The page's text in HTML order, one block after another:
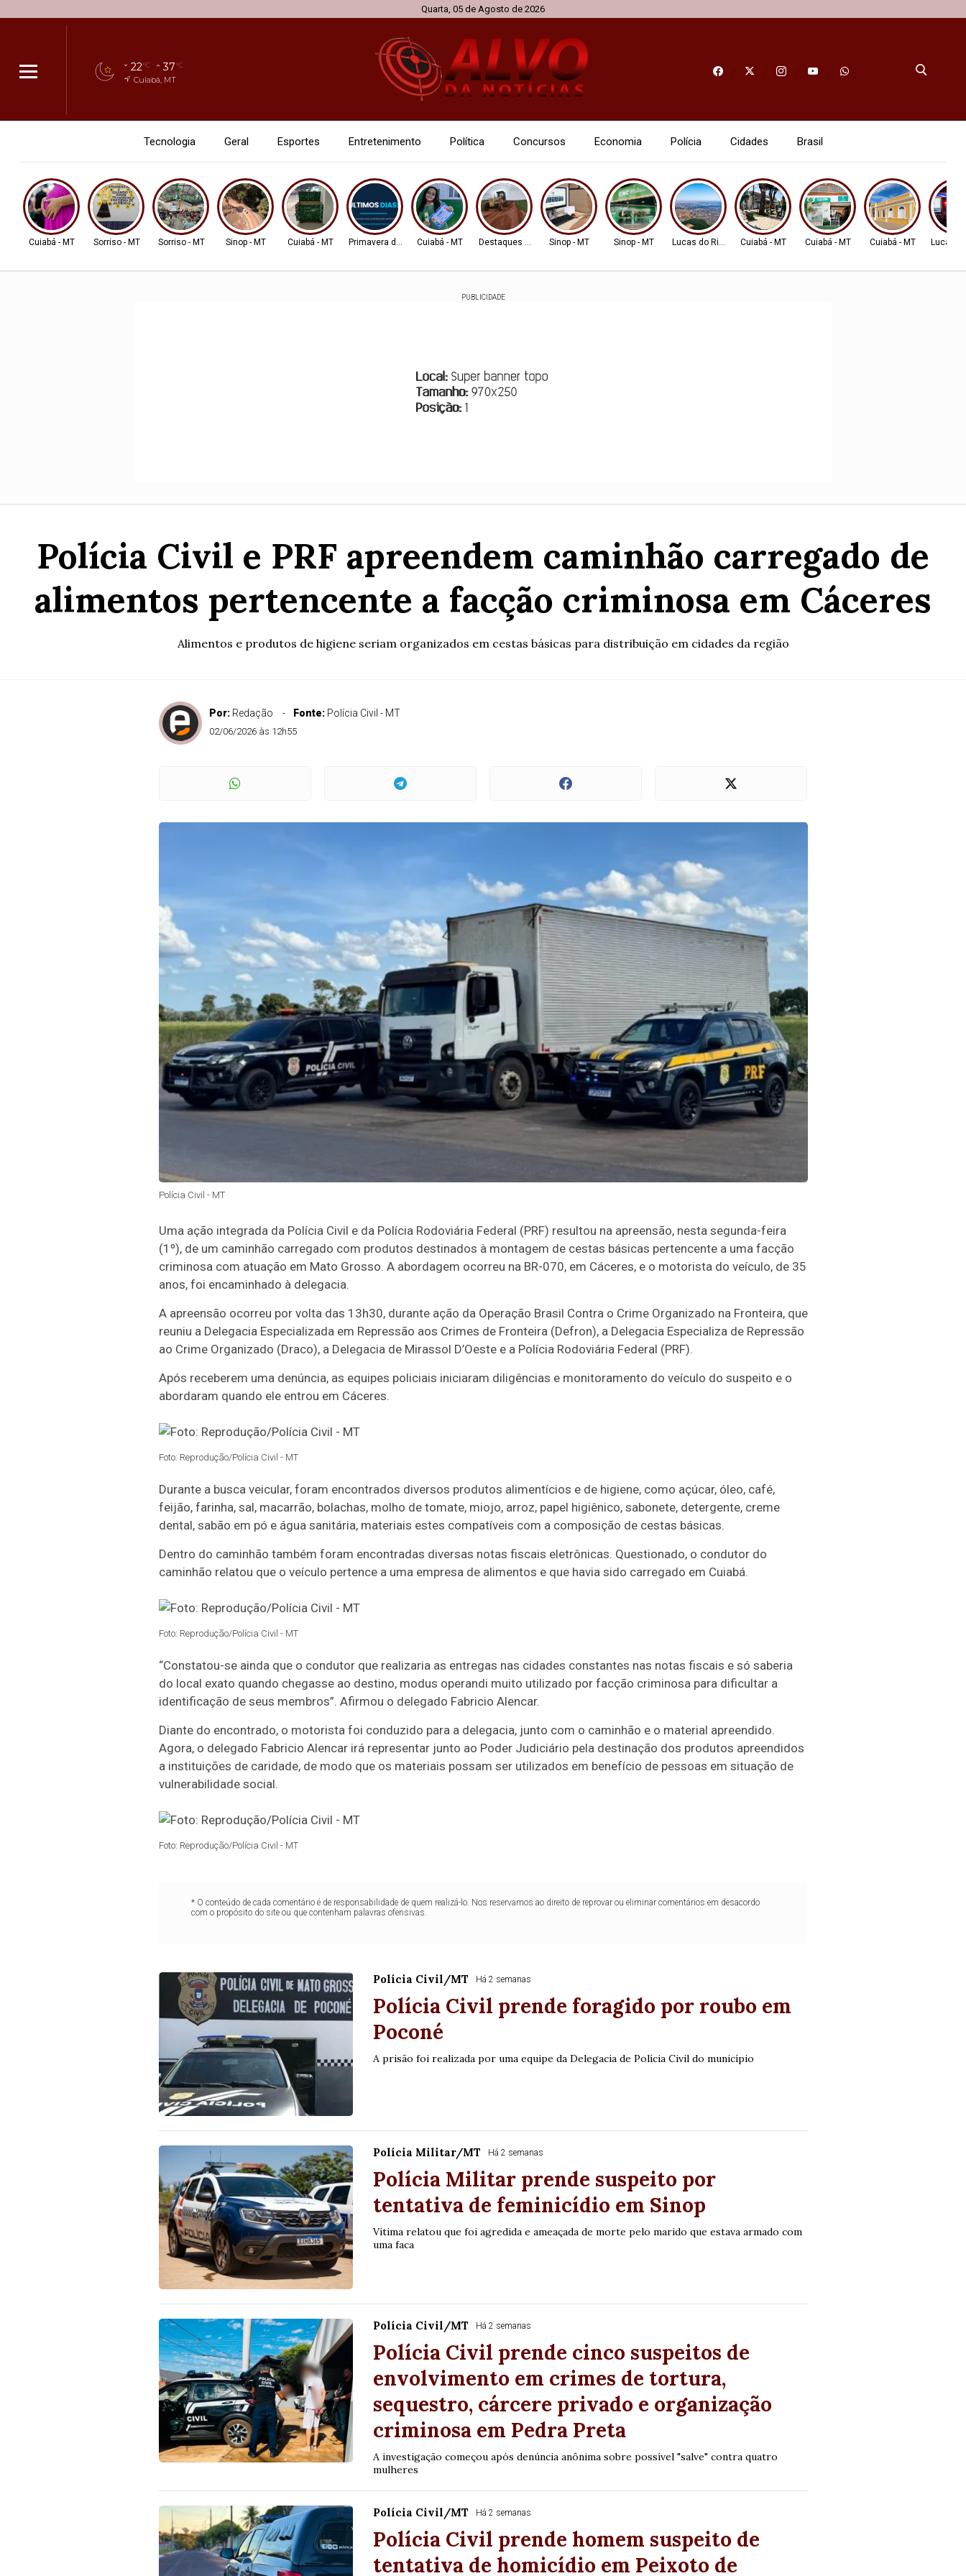
Quarta, 05 de Agosto de 2026
22°C 37°C
Cuiabá, MT
Tecnologia Geral Esportes Entretenimento Política Concursos Economia Polícia Cidades Brasil
Cuiabá - MT Sorriso - MT Sorriso - MT Sinop - MT Cuiabá - MT Primavera do LesteCuiabá - MT Destaques AMM Sinop - MT Sinop - MT Lucas do Rio VerdeCuiabá - MT Cuiabá - MT Cuiabá - MT Lucas
PUBLICIDADE
Polícia Civil e PRF apreendem caminhão carregado de
alimentos pertencente a facção criminosa em Cáceres
Alimentos e produtos de higiene seriam organizados em cestas básicas para distribuição em cidades da região
Por: Redação Fonte: Polícia Civil - MT
02/06/2026 às 12h55
Polícia Civil - MT
Uma ação integrada da Polícia Civil e da Polícia Rodoviária Federal (PRF) resultou na apreensão, nesta segunda-feira
(1º), de um caminhão carregado com produtos destinados à montagem de cestas básicas pertencente a uma facção
criminosa com atuação em Mato Grosso. A abordagem ocorreu na BR-070, em Cáceres, e o motorista do veículo, de 35
anos, foi encaminhado à delegacia.
A apreensão ocorreu por volta das 13h30, durante ação da Operação Brasil Contra o Crime Organizado na Fronteira, que
reuniu a Delegacia Especializada em Repressão aos Crimes de Fronteira (Defron), a Delegacia Especializa de Repressão
ao Crime Organizado (Draco), a Delegacia de Mirassol D’Oeste e a Polícia Rodoviária Federal (PRF).
Após receberem uma denúncia, as equipes policiais iniciaram diligências e monitoramento do veículo do suspeito e o
abordaram quando ele entrou em Cáceres.
Foto: Reprodução/Polícia Civil - MT
Durante a busca veicular, foram encontrados diversos produtos alimentícios e de higiene, como açúcar, óleo, café,
feijão, farinha, sal, macarrão, bolachas, molho de tomate, miojo, arroz, papel higiênico, sabonete, detergente, creme
dental, sabão em pó e água sanitária, materiais estes compatíveis com a composição de cestas básicas.
Dentro do caminhão também foram encontradas diversas notas fiscais eletrônicas. Questionado, o condutor do
caminhão relatou que o veículo pertence a uma empresa de alimentos e que havia sido carregado em Cuiabá.
Foto: Reprodução/Polícia Civil - MT
“Constatou-se ainda que o condutor que realizaria as entregas nas cidades constantes nas notas fiscais e só saberia
do local exato quando chegasse ao destino, modus operandi muito utilizado por facção criminosa para dificultar a
identificação de seus membros”. Afirmou o delegado Fabricio Alencar.
Diante do encontrado, o motorista foi conduzido para a delegacia, junto com o caminhão e o material apreendido.
Agora, o delegado Fabricio Alencar irá representar junto ao Poder Judiciário pela destinação dos produtos apreendidos
a instituições de caridade, de modo que os materiais possam ser utilizados em benefício de pessoas em situação de
vulnerabilidade social.
Foto: Reprodução/Polícia Civil - MT
* O conteúdo de cada comentário é de responsabilidade de quem realizá-lo. Nos reservamos ao direito de reprovar ou eliminar comentários em desacordo
com o propósito do site ou que contenham palavras ofensivas.
Polícia Civil/MT Há 2 semanas
Polícia Civil prende foragido por roubo em
Poconé
A prisão foi realizada por uma equipe da Delegacia de Polícia Civil do município
Polícia Militar/MT Há 2 semanas
Polícia Militar prende suspeito por
tentativa de feminicídio em Sinop
Vítima relatou que foi agredida e ameaçada de morte pelo marido que estava armado com
uma faca
Polícia Civil/MT Há 2 semanas
Polícia Civil prende cinco suspeitos de
envolvimento em crimes de tortura,
sequestro, cárcere privado e organização
criminosa em Pedra Preta
A investigação começou após denúncia anônima sobre possível "salve" contra quatro
mulheres
Polícia Civil/MT Há 2 semanas
Polícia Civil prende homem suspeito de
tentativa de homicídio em Peixoto de